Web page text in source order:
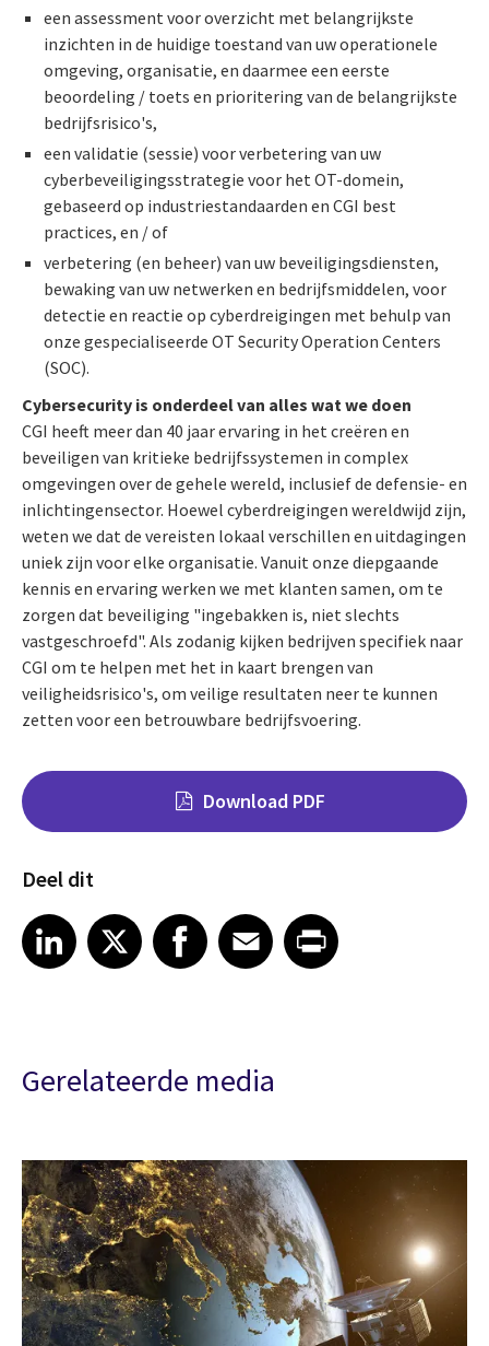
een assessment voor overzicht met belangrijkste
inzichten in de huidige toestand van uw operationele
omgeving, organisatie, en daarmee een eerste
beoordeling / toets en prioritering van de belangrijkste
bedrijfsrisico's,
een validatie (sessie) voor verbetering van uw
cyberbeveiligingsstrategie voor het OT-domein,
gebaseerd op industriestandaarden en CGI best
practices, en / of
verbetering (en beheer) van uw beveiligingsdiensten,
bewaking van uw netwerken en bedrijfsmiddelen, voor
detectie en reactie op cyberdreigingen met behulp van
onze gespecialiseerde OT Security Operation Centers
(SOC).
Cybersecurity is onderdeel van alles wat we doen
CGI heeft meer dan 40 jaar ervaring in het creëren en
beveiligen van kritieke bedrijfssystemen in complex
omgevingen over de gehele wereld, inclusief de defensie- en
inlichtingensector. Hoewel cyberdreigingen wereldwijd zijn,
weten we dat de vereisten lokaal verschillen en uitdagingen
uniek zijn voor elke organisatie. Vanuit onze diepgaande
kennis en ervaring werken we met klanten samen, om te
zorgen dat beveiliging "ingebakken is, niet slechts
vastgeschroefd". Als zodanig kijken bedrijven specifiek naar
CGI om te helpen met het in kaart brengen van
veiligheidsrisico's, om veilige resultaten neer te kunnen
zetten voor een betrouwbare bedrijfsvoering.
Download PDF
Deel dit
Share on LinkedIn
LinkedIn
Share on X Share on FacebookFacebook
Share on EmailEmailShare on Print
Gerelateerde media